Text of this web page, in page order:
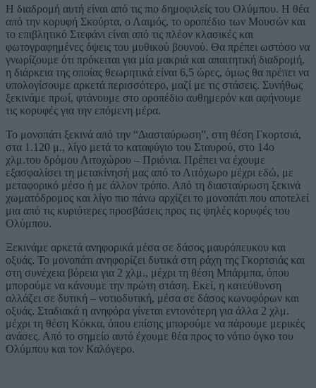
Η διαδρομή αυτή είναι από τις πιο δημοφιλείς του Ολύμπου. Η θέα
από την κορυφή Σκούρτα, ο Λαιμός, το οροπέδιο των Μουσών και
το επιβλητικό Στεφάνι είναι από τις πλέον κλασικές και
φωτογραφημένες όψεις του μυθικού βουνού. Θα πρέπει ωστόσο να
γνωρίζουμε ότι πρόκειται για μία μακριά και απαιτητική διαδρομή,
η διάρκεια της οποίας θεωρητικά είναι 6,5 ώρες, όμως θα πρέπει να
υπολογίσουμε αρκετά περισσότερο, μαζί με τις στάσεις. Συνήθως
ξεκινάμε πρωί, φτάνουμε στο οροπέδιο αυθημερόν και αφήνουμε
τις κορυφές για την επόμενη μέρα.
Το μονοπάτι ξεκινά από την “Διασταύρωση”, στη θέση Γκορτσιά,
στα 1.120 μ., λίγο μετά το καταφύγιο του Σταυρού, στο 14ο
χλμ.του δρόμου Λιτοχώρου – Πριόνια. Πρέπει να έχουμε
εξασφαλίσει τη μετακίνησή μας από το Λιτόχωρο μέχρι εδώ, με
μεταφορικό μέσο ή με άλλον τρόπο. Από τη διασταύρωση ξεκινά
χωματόδρομος και λίγο πιο πάνω αρχίζει το μονοπάτι που αποτελεί
μια από τις κυριότερες προσβάσεις προς τις ψηλές κορυφές του
Ολύμπου.
Ξεκινάμε αρκετά ανηφορικά μέσα σε δάσος μαυρόπευκου και
οξυάς. Το μονοπάτι ανηφορίζει δυτικά στη ράχη της Γκορτσιάς και
στη συνέχεια βόρεια για 2 χλμ., μέχρι τη θέση Μπάρμπα, όπου
μπορούμε να κάνουμε την πρώτη στάση. Εκεί, η κατεύθυνση
αλλάζει σε δυτική – νοτιοδυτική, μέσα σε δάσος κωνοφόρων και
οξυάς. Σταδιακά η ανηφόρα γίνεται εντονότερη για άλλα 2 χλμ.
μέχρι τη θέση Κόκκα, όπου επίσης μπορούμε να πάρουμε μερικές
ανάσες. Από το σημείο αυτό έχουμε θέα προς το νότιο όγκο του
Ολύμπου και τον Καλόγερο.